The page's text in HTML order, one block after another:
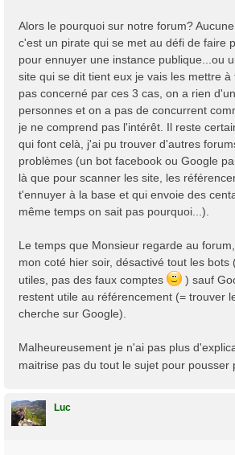
Alors le pourquoi sur notre forum?
c'est un pirate qui se met au défi de faire
pour ennuyer une instance publique...ou
site qui se dit tient eux je vais les mettre
pas concerné par ces 3 cas, on a rien
personnes et on a pas de concurrent
je ne comprend pas l'intérêt. Il reste
qui font celà, j'ai pu trouver d'autres
problèmes (un bot facebook ou Google
là que pour scanner les site, les
t'ennuyer à la base et qui envoie des
même temps on sait pas pourquoi...).
Le temps que Monsieur regarde au
mon coté hier soir, désactivé tout les bots
utiles, pas des faux comptes
) sauf
restent utile au référencement (= trouver
cherche sur Google).
Malheureusement je n'ai pas plus
maitrise pas du tout le sujet pour pousser
Luc